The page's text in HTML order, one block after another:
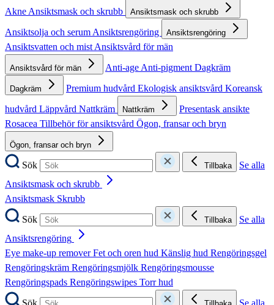
AkneAnsiktsmask och skrubb Ansiktsmask och skrubb
Ansiktsolja och serumAnsiktsrengöring Ansiktsrengöring
Ansiktsvatten och mistAnsiktsvård för män
Ansiktsvård för män Anti-ageAnti-pigmentDagkräm
Dagkräm Premium hudvård Ekologisk ansiktsvård Koreansk
hudvård Läppvård Nattkräm Nattkräm
Presentask ansikte
Rosacea Tillbehör för ansiktsvård Ögon, fransar och bryn
Ögon, fransar och bryn
Sök Tillbaka
Se alla
Ansiktsmask och skrubb
Ansiktsmask Skrubb
Sök
Tillbaka
Se alla
Ansiktsrengöring
Eye make-up removerFet och oren hud Känslig hud Rengöringsgel
Rengöringskräm Rengöringsmjölk Rengöringsmousse
Rengöringspads Rengöringswipes Torr hud